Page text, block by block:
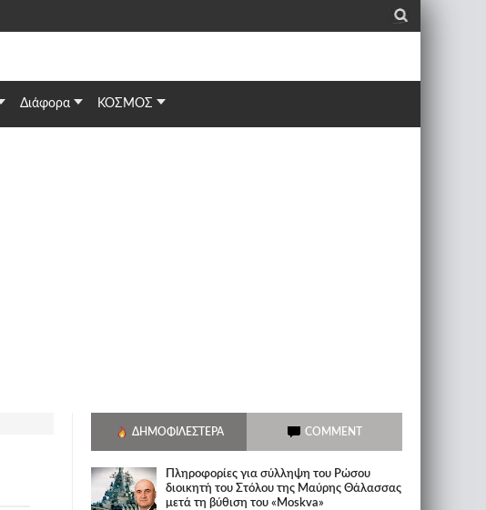
_
Διάφορα ΚΟΣΜΟΣ
ΔΗΜΟΦΙΛΈΣΤΕΡΑ COMMENT
Πληροφορίες για σύλληψη του Ρώσου
διοικητή του Στόλου της Mαύρης Θάλασσας
μετά τη βύθιση του «Moskva»